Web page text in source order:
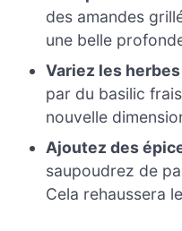
des amandes
une belle
Variez les herbes
par du basilic
nouvelle
Ajoutez des
saupoudrez de
Cela rehaussera